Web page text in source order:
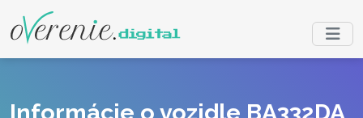
Informácie o vozidle BA332DA